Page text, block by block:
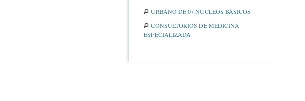
URBANO DE 07 NÚCLEOS BÁSICOS
CONSULTORIOS DE MEDICINA
ESPECIALIZADA